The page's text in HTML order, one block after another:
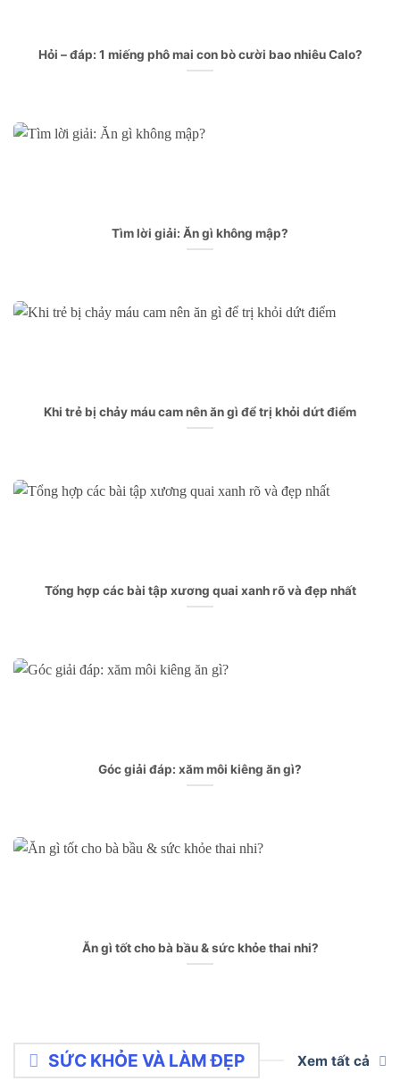
Hỏi – đáp: 1 miếng phô mai con bò cười bao nhiêu Calo?
Tìm lời giải: Ăn gì không mập?
Khi trẻ bị chảy máu cam nên ăn gì để trị khỏi dứt điểm
Tổng hợp các bài tập xương quai xanh rõ và đẹp nhất
Góc giải đáp: xăm môi kiêng ăn gì?
Ăn gì tốt cho bà bầu & sức khỏe thai nhi?
SỨC KHỎE VÀ LÀM ĐẸP Xem tất cả